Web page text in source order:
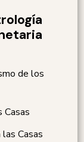
de los
Casas
Casas